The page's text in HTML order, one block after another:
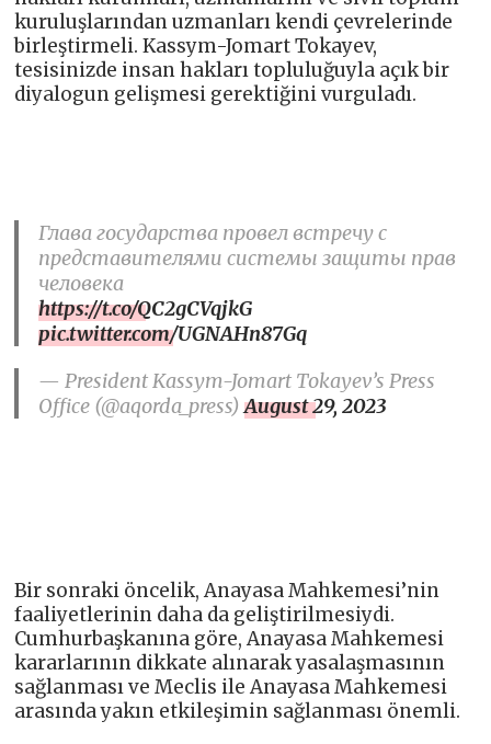
kuruluşlarından uzmanları kendi çevrelerinde
birleştirmeli. Kassym-Jomart Tokayev,
tesisinizde insan hakları topluluğuyla açık bir
diyalogun gelişmesi gerektiğini vurguladı.
Глава государства провел встречу с
представителями системы защиты прав
человека
https://t.co/QC2gCVqjkG
pic.twitter.com/UGNAHn87Gq
— President Kassym-Jomart Tokayev’s Press
Office (@aqorda_press)August 29, 2023
Bir sonraki öncelik, Anayasa Mahkemesi’nin
faaliyetlerinin daha da geliştirilmesiydi.
Cumhurbaşkanına göre, Anayasa Mahkemesi
kararlarının dikkate alınarak yasalaşmasının
sağlanması ve Meclis ile Anayasa Mahkemesi
arasında yakın etkileşimin sağlanması önemli.